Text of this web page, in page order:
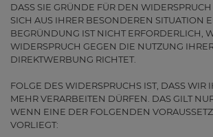
DASS SIE GRÜNDE FÜR DEN
SICH AUS IHRER BESONDEREN SITUATION
BEGRÜNDUNG IST NICHT ERFORDERLICH,
WIDERSPRUCH GEGEN DIE NUTZUNG
DIREKTWERBUNG RICHTET.
FOLGE DES WIDERSPRUCHS IST, DASS WIR
MEHR VERARBEITEN DÜRFEN. DAS GILT
WENN EINE DER FOLGENDEN
VORLIEGT: